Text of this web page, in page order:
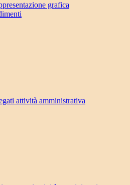
grafica
attività amministrativa